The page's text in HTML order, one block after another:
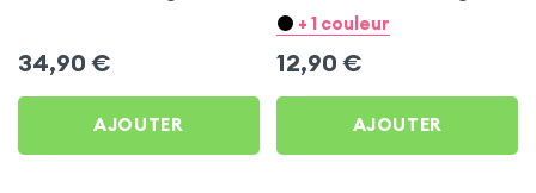
34,90 €
AJOUTER
Ultra Compact avec
+ 1 couleur
12,90 €
AJOUTER